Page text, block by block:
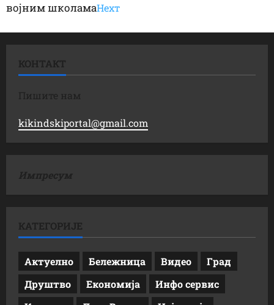
војним школамаНеxт
КОНТАКТ
Пишите нам
kikindskiportal@gmail.com
Импресум
КАТЕГОРИЈЕ
Актуелно Бележница Видео
Град
Друштво
Економија
Инфо сервис